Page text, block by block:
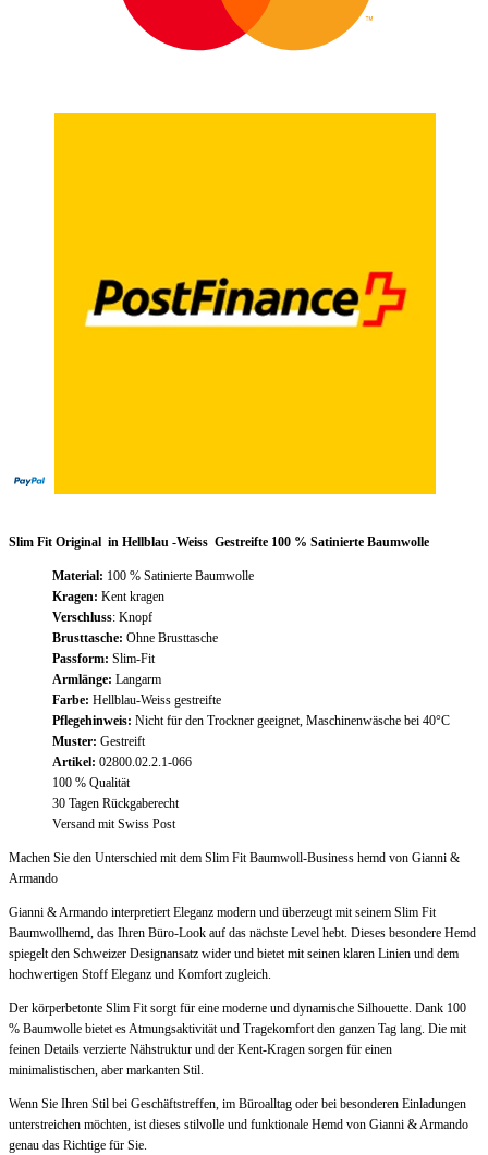
Slim Fit Original in Hellblau -Weiss Gestreifte 100 % Satinierte Baumwolle
Material: 100 % Satinierte Baumwolle
Kragen: Kent kragen
Verschluss: Knopf
Brusttasche: Ohne Brusttasche
Passform: Slim-Fit
Armlänge: Langarm
Farbe: Hellblau-Weiss gestreifte
Pflegehinweis: Nicht für den Trockner geeignet, Maschinenwäsche bei 40°C
Muster: Gestreift
Artikel: 02800.02.2.1-066
100 % Qualität
30 Tagen Rückgaberecht
Versand mit Swiss Post
Machen Sie den Unterschied mit dem Slim Fit Baumwoll-Business hemd von Gianni &
Armando
Gianni & Armando interpretiert Eleganz modern und überzeugt mit seinem Slim Fit
Baumwollhemd, das Ihren Büro-Look auf das nächste Level hebt. Dieses besondere Hemd
spiegelt den Schweizer Designansatz wider und bietet mit seinen klaren Linien und dem
hochwertigen Stoff Eleganz und Komfort zugleich.
Der körperbetonte Slim Fit sorgt für eine moderne und dynamische Silhouette. Dank 100
% Baumwolle bietet es Atmungsaktivität und Tragekomfort den ganzen Tag lang. Die mit
feinen Details verzierte Nähstruktur und der Kent-Kragen sorgen für einen
minimalistischen, aber markanten Stil.
Wenn Sie Ihren Stil bei Geschäftstreffen, im Büroalltag oder bei besonderen Einladungen
unterstreichen möchten, ist dieses stilvolle und funktionale Hemd von Gianni & Armando
genau das Richtige für Sie.